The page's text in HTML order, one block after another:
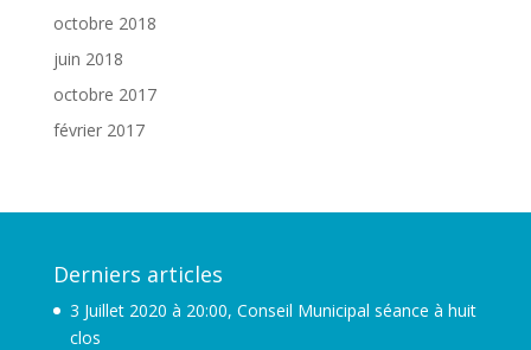
octobre 2018
juin 2018
octobre 2017
février 2017
Derniers articles
3 Juillet 2020 à 20:00, Conseil Municipal séance à huit
clos